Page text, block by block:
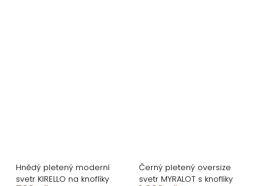
Hnědý pletený moderní
svetr KIRELLO na knoflíky
Černý pletený oversize
svetr MYRALOT s knoflíky